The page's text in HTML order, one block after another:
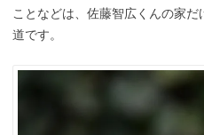
ことなどは、佐藤智広くんの家
道です。